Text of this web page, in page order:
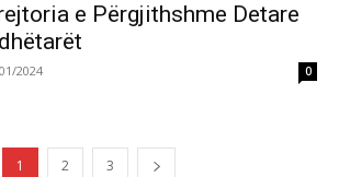
e Përgjithshme Detare
2024 0
1 2 3